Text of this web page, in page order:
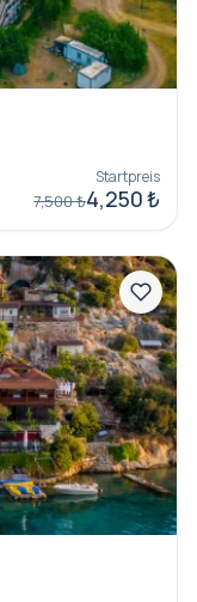
Startpreis
7,500 ₺4,250 ₺